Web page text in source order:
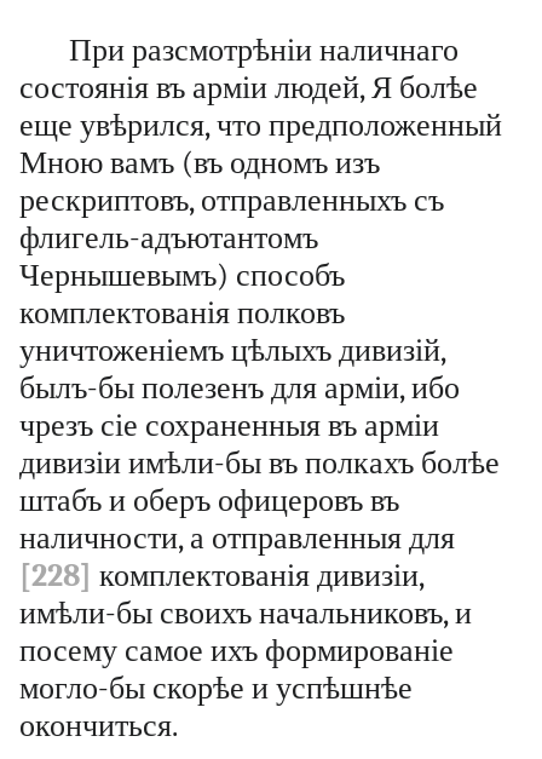
При разсмотрѣніи наличнаго
состоянія въ арміи людей, Я болѣе
еще увѣрился, что предположенный
Мною вамъ (въ одномъ изъ
рескриптовъ, отправленныхъ съ
флигель-адъютантомъ
Чернышевымъ) способъ
комплектованія полковъ
уничтоженіемъ цѣлыхъ дивизій,
былъ-бы полезенъ для арміи, ибо
чрезъ сіе сохраненныя въ арміи
дивизіи имѣли-бы въ полкахъ болѣе
штабъ и оберъ офицеровъ въ
наличности, а отправленныя для
[228] комплектованія дивизіи,
имѣли-бы своихъ начальниковъ, и
посему самое ихъ формированіе
могло-бы скорѣе и успѣшнѣе
окончиться.